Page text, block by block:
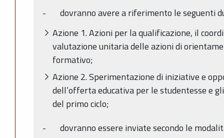
- dovranno avere a riferimento le seguenti
Azione 1. Azioni per la qualificazione, il
valutazione unitaria delle azioni di
formativo;
Azione 2. Sperimentazione di iniziative e
dell’offerta educativa per le studentesse e
del primo ciclo;
- dovranno essere inviate secondo le